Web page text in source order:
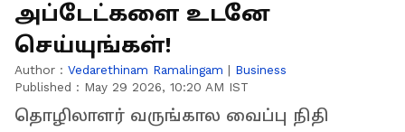
அப்டேட்களை உடனே
செய்யுங்கள்!
Author : Vedarethinam Ramalingam | Business
Published : May 29 2026, 10:20 AM IST
தொழிலாளர் வருங்கால வைப்பு நிதி